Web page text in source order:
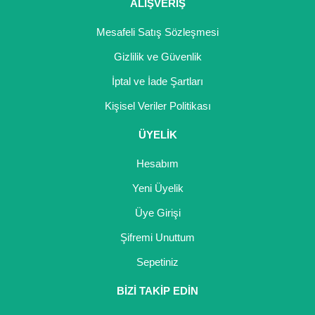
ALIŞVERİŞ
Mesafeli Satış Sözleşmesi
Gizlilik ve Güvenlik
İptal ve İade Şartları
Kişisel Veriler Politikası
ÜYELİK
Hesabım
Yeni Üyelik
Üye Girişi
Şifremi Unuttum
Sepetiniz
BİZİ TAKİP EDİN